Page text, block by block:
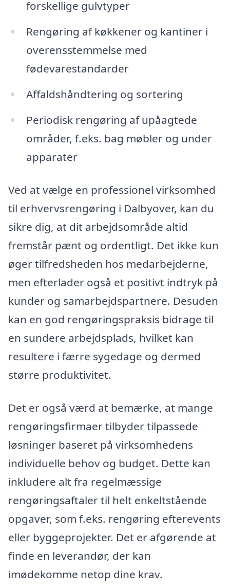
forskellige gulvtyper
Rengøring af køkkener og kantiner i
overensstemmelse med
fødevarestandarder
Affaldshåndtering og sortering
Periodisk rengøring af upåagtede
områder, f.eks. bag møbler og under
apparater
Ved at vælge en professionel virksomhed
til erhvervsrengøring i Dalbyover, kan du
sikre dig, at dit arbejdsområde altid
fremstår pænt og ordentligt. Det ikke kun
øger tilfredsheden hos medarbejderne,
men efterlader også et positivt indtryk på
kunder og samarbejdspartnere. Desuden
kan en god rengøringspraksis bidrage til
en sundere arbejdsplads, hvilket kan
resultere i færre sygedage og dermed
større produktivitet.
Det er også værd at bemærke, at mange
rengøringsfirmaer tilbyder tilpassede
løsninger baseret på virksomhedens
individuelle behov og budget. Dette kan
inkludere alt fra regelmæssige
rengøringsaftaler til helt enkeltstående
opgaver, som f.eks. rengøring efterevents
eller byggeprojekter. Det er afgørende at
finde en leverandør, der kan
imødekomme netop dine krav.